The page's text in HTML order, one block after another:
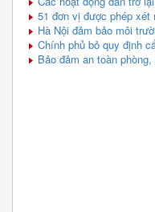
51 đơn vị được phép xét
Hà Nội đảm bảo môi
Chính phủ bỏ quy định
Bảo đảm an toàn